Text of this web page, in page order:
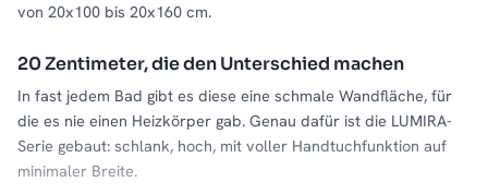
von 20x100 bis 20x160 cm.
20 Zentimeter, die den Unterschied machen
In fast jedem Bad gibt es diese eine schmale Wandfläche, für
die es nie einen Heizkörper gab. Genau dafür ist die LUMIRA-
Serie gebaut: schlank, hoch, mit voller Handtuchfunktion auf
minimaler Breite.